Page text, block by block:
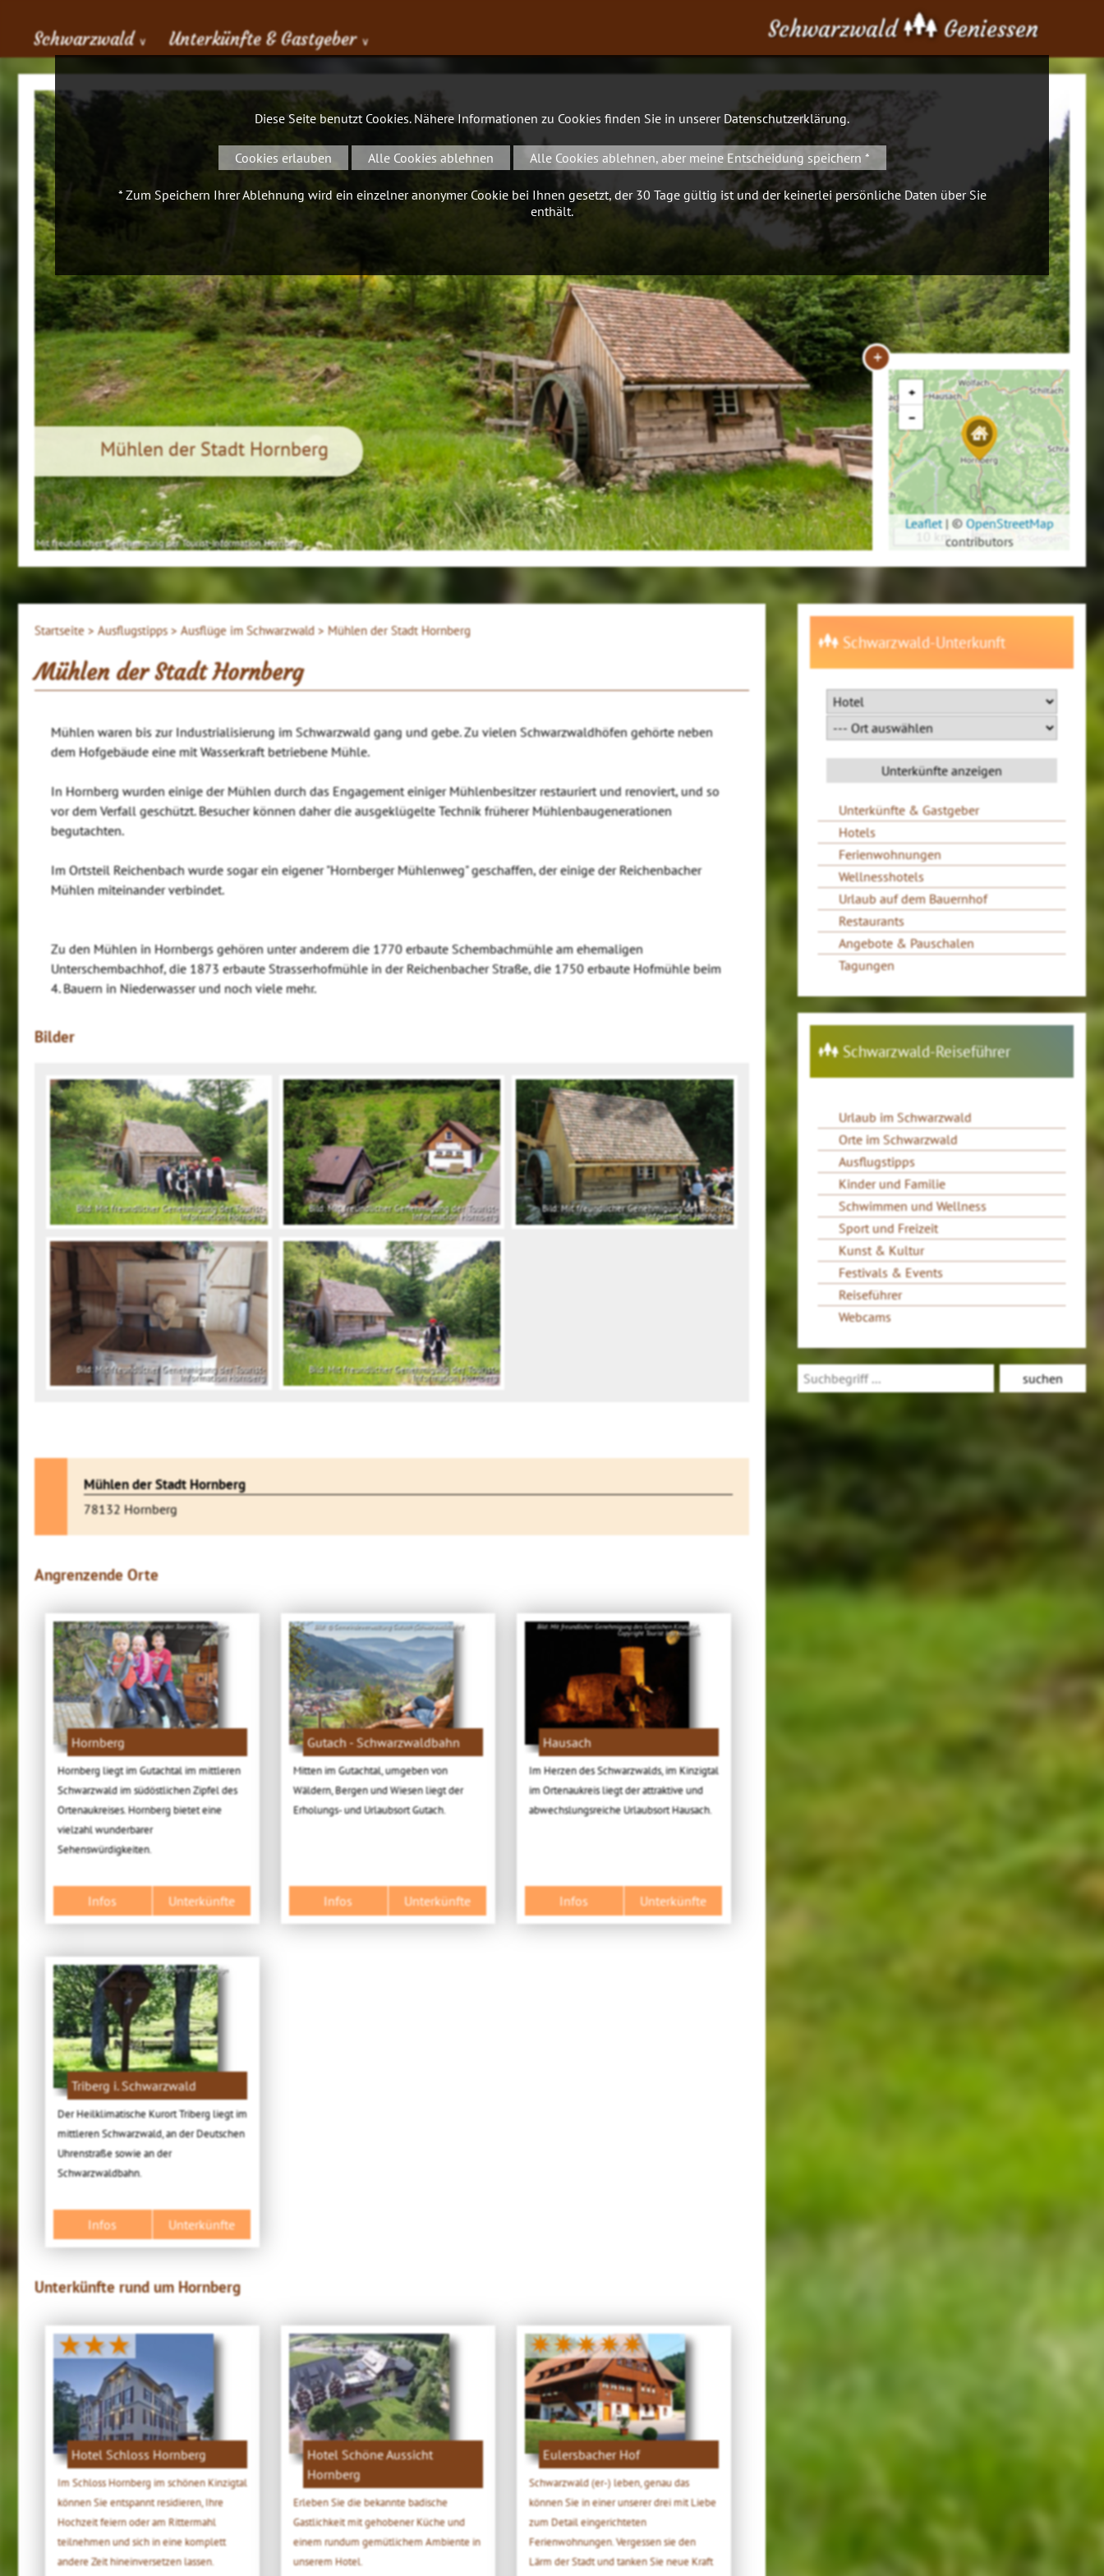
Schwarzwald ∨ Unterkünfte & Gastgeber ∨ Schwarzwald Geniessen
Mit freundlicher Genehmigung der Tourist-Information Hornberg
Mühlen der Stadt Hornberg
+
+
−
10 km
Leaflet |© OpenStreetMap
contributors
Startseite > Ausflugstipps > Ausflüge im Schwarzwald > Mühlen der Stadt Hornberg
Mühlen der Stadt Hornberg
Mühlen waren bis zur Industrialisierung im Schwarzwald gang und gebe. Zu vielen Schwarzwaldhöfen gehörte neben
dem Hofgebäude eine mit Wasserkraft betriebene Mühle.
In Hornberg wurden einige der Mühlen durch das Engagement einiger Mühlenbesitzer restauriert und renoviert, und so
vor dem Verfall geschützt. Besucher können daher die ausgeklügelte Technik früherer Mühlenbaugenerationen
begutachten.
Im Ortsteil Reichenbach wurde sogar ein eigener "Hornberger Mühlenweg" geschaffen, der einige der Reichenbacher
Mühlen miteinander verbindet.
Zu den Mühlen in Hornbergs gehören unter anderem die 1770 erbaute Schembachmühle am ehemaligen
Unterschembachhof, die 1873 erbaute Strasserhofmühle in der Reichenbacher Straße, die 1750 erbaute Hofmühle beim
4. Bauern in Niederwasser und noch viele mehr.
Bilder
Bild: Mit freundlicher Genehmigung der Tourist-
Information Hornberg
Bild: Mit freundlicher Genehmigung der Tourist-
Information Hornberg
Bild: Mit freundlicher Genehmigung der Tourist-
Information Hornberg
Bild: Mit freundlicher Genehmigung der Tourist-
Information Hornberg
Bild: Mit freundlicher Genehmigung der Tourist-
Information Hornberg
Mühlen der Stadt Hornberg
78132 Hornberg
Angrenzende Orte
Bild: Mit freundlicher Genehmigung der Tourist-Information
Hornberg
Hornberg
Hornberg liegt im Gutachtal im mittleren
Schwarzwald im südöstlichen Zipfel des
Ortenaukreises. Hornberg bietet eine
vielzahl wunderbarer
Sehenswürdigkeiten.
Infos Unterkünfte
Bild: © Gemeindeverwaltung Gutach (Schwarzwaldbahn)
Gutach - Schwarzwaldbahn
Mitten im Gutachtal, umgeben von
Wäldern, Bergen und Wiesen liegt der
Erholungs- und Urlaubsort Gutach.
Infos Unterkünfte
Bild: Mit freundlicher Genehmigung des Gastlichen Kinzigtal,
Copyright Tourist Info Hausach
Hausach
Im Herzen des Schwarzwalds, im Kinzigtal
im Ortenaukreis liegt der attraktive und
abwechslungsreiche Urlaubsort Hausach.
Infos Unterkünfte
Bild: Copyright: 4ws-netdesign
Triberg i. Schwarzwald
Der Heilklimatische Kurort Triberg liegt im
mittleren Schwarzwald, an der Deutschen
Uhrenstraße sowie an der
Schwarzwaldbahn.
Infos Unterkünfte
Unterkünfte rund um Hornberg
★★★
Hotel Schloss Hornberg
Im Schloss Hornberg im schönen Kinzigtal
können Sie entspannt residieren, Ihre
Hochzeit feiern oder am Rittermahl
teilnehmen und sich in eine komplett
andere Zeit hineinversetzen lassen.
Hotel Schöne Aussicht
Hornberg
Erleben Sie die bekannte badische
Gastlichkeit mit gehobener Küche und
einem rundum gemütlichem Ambiente in
unserem Hotel.
✷✷✷✷✷
Eulersbacher Hof
Schwarzwald (er-) leben, genau das
können Sie in einer unserer drei mit Liebe
zum Detail eingerichteten
Ferienwohnungen. Vergessen sie den
Lärm der Stadt und tanken Sie neue Kraft
Schwarzwald-Unterkunft
Unterkünfte & Gastgeber
Hotels
Ferienwohnungen
Wellnesshotels
Urlaub auf dem Bauernhof
Restaurants
Angebote & Pauschalen
Tagungen
Schwarzwald-Reiseführer
Urlaub im Schwarzwald
Orte im Schwarzwald
Ausflugstipps
Kinder und Familie
Schwimmen und Wellness
Sport und Freizeit
Kunst & Kultur
Festivals & Events
Reiseführer
Webcams
Diese Seite benutzt Cookies. Nähere Informationen zu Cookies finden Sie in unserer Datenschutzerklärung.
Cookies erlauben Alle Cookies ablehnen Alle Cookies ablehnen, aber meine Entscheidung speichern *
* Zum Speichern Ihrer Ablehnung wird ein einzelner anonymer Cookie bei Ihnen gesetzt, der 30 Tage gültig ist und der keinerlei persönliche Daten über Sie
enthält.